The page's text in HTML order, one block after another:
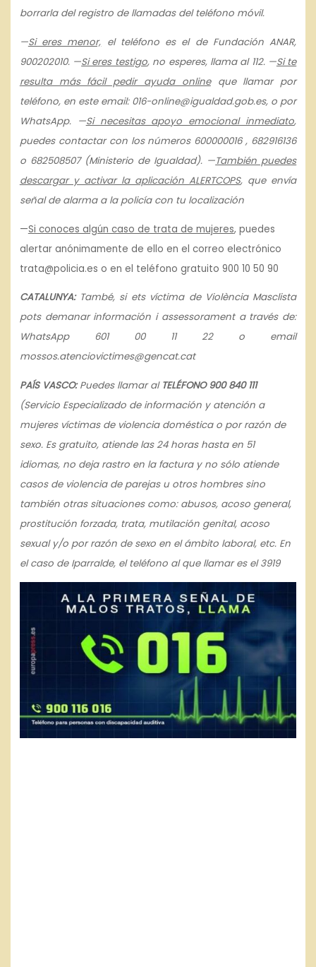
borrarla del registro de llamadas del teléfono móvil.
—Si eres menor, el teléfono es el de Fundación ANAR,
900202010. —Si eres testigo, no esperes, llama al 112. —Si te
resulta más fácil pedir ayuda onlineque llamar por
teléfono, en este email: 016-online@igualdad.gob.es, o por
WhatsApp. —Si necesitas apoyo emocional inmediato,
puedes contactar con los números 600000016 , 682916136
o 682508507 (Ministerio de Igualdad). —También puedes
descargar y activar la aplicación ALERTCOPS, que envía
señal de alarma a la policía con tu localización
—Si conoces algún caso de trata de mujeres, puedes
alertar anónimamente de ello en el correo electrónico
trata@policia.es o en el teléfono gratuito 900 10 50 90
CATALUNYA: També, si ets víctima de Violència Masclista
pots demanar información i assessorament a través de:
WhatsApp 601 00 11 22 o email
mossos.atenciovictimes@gencat.cat
PAÍS VASCO:Puedes llamar al TELÉFONO 900 840 111
(Servicio Especializado de información y atención a
mujeres víctimas de violencia doméstica o por razón de
sexo. Es gratuito, atiende las 24 horas hasta en 51
idiomas, no deja rastro en la factura y no sólo atiende
casos de violencia de parejas u otros hombres sino
también otras situaciones como: abusos, acoso general,
prostitución forzada, trata, mutilación genital, acoso
sexual y/o por razón de sexo en el ámbito laboral, etc. En
el caso de Iparralde, el teléfono al que llamar es el 3919